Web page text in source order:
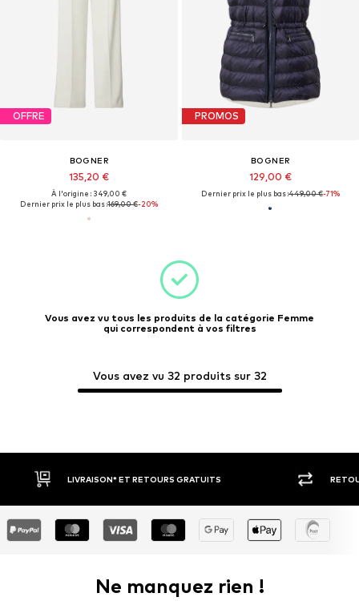
OFFRE
BOGNER
135,20 €
À l'origine : 349,00 €
Dernier prix le plus bas :169,00 €-20%
PROMOS
BOGNER
129,00 €
Dernier prix le plus bas :449,00 €-71%
Vous avez vu 32 produits sur 32
Vous avez vu tous les produits de la catégorie Femme
qui correspondent à vos filtres
RETOUR SOUS 30 JOURS LARGE
Ne manquez rien !